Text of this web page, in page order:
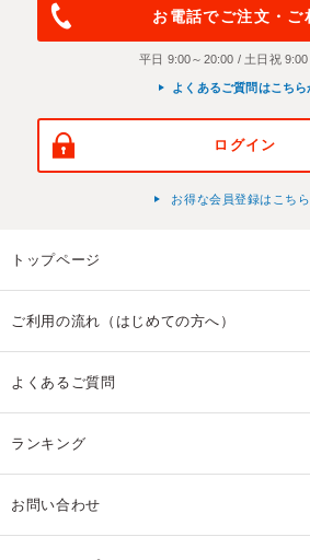
お電話でご注文・ご
平日 9:00～20:00 / 土日祝
よくあるご質問はこちら
ログイン
お得な会員登録はこち
トップページ
ご利用の流れ（はじめての方へ）
よくあるご質問
ランキング
お問い合わせ